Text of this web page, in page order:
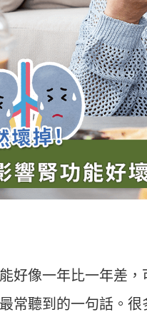
能好像一年比一年差
常聽到的一句話。